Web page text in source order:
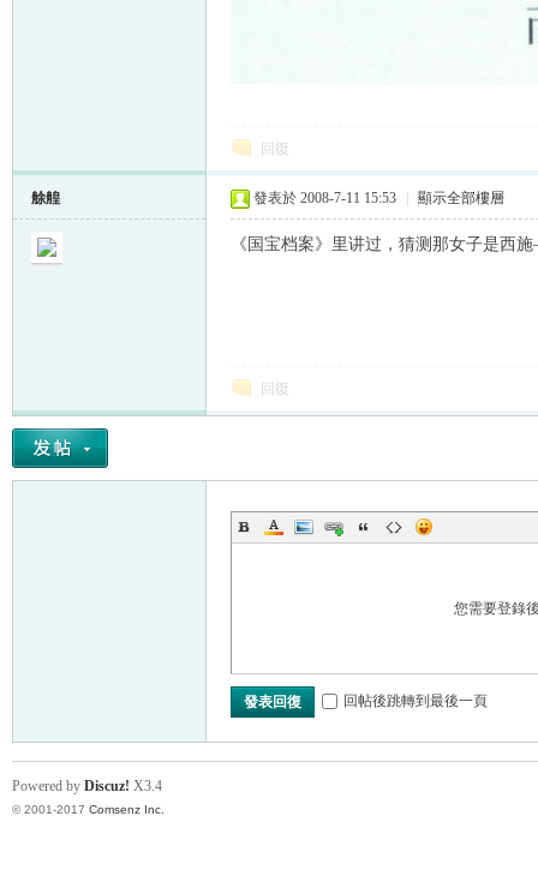
回復
艅艎 發表於 2008-7-11 15:53 顯示全部樓層
《国宝档案》里讲过，猜测那女子是西
回復
您需要登錄
發表回復 回帖後跳轉到最後一頁
Powered by Discuz! X3.4
© 2001-2017 Comsenz Inc.